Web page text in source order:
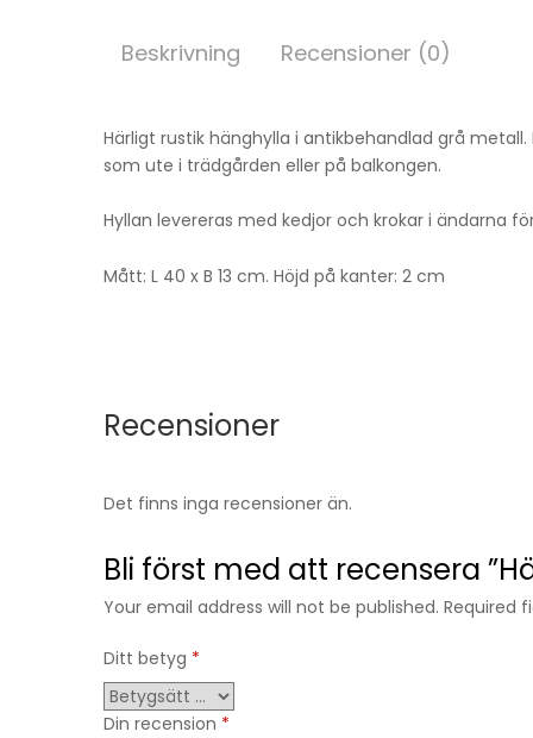
Beskrivning Recensioner (0)
Härligt rustik hänghylla i antikbehandlad grå
som ute i trädgården eller på balkongen.
Hyllan levereras med kedjor och krokar i ändarna
Mått: L 40 x B 13 cm. Höjd på kanter: 2 cm
Recensioner
Det finns inga recensioner än.
Bli först med att recensera
Your email address will not be published. Required
Ditt betyg *
Din recension *